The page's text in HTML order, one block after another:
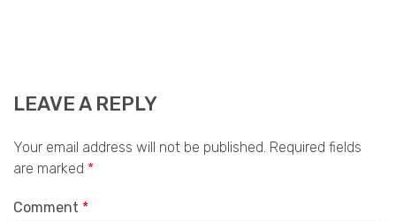
LEAVE A REPLY
Your email address will not be published. Required fields
are marked *
Comment *